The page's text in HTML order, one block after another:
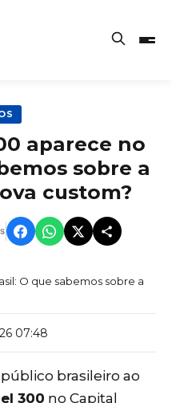
aparece no
sobre a
custom?
O que sabemos sobre a
07:48
brasileiro ao
300 no Capital